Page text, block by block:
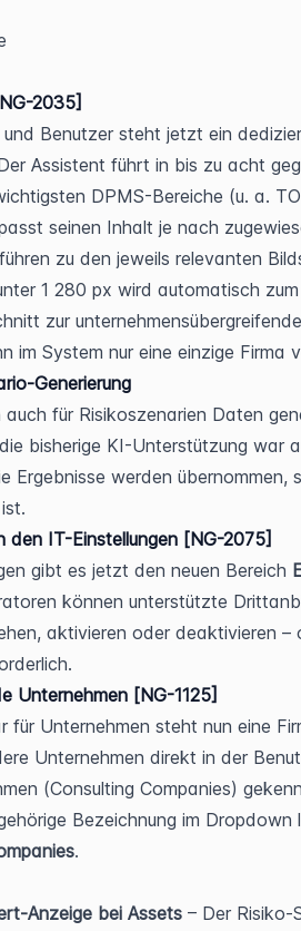
2035]
und Benutzer steht jetzt ein
Assistent führt in bis zu acht
DPMS-Bereiche (u. a.
seinen Inhalt je nach
zu den jeweils relevanten
1 280 px wird automatisch
zur
im System nur eine einzige Firma
Generierung
für Risikoszenarien Daten
bisherige KI-Unterstützung war
Ergebnisse werden übernommen,
den IT-Einstellungen [NG-2075]
gibt es jetzt den neuen Bereich
können unterstützte
aktivieren oder deaktivieren –
Unternehmen [NG-1125]
für Unternehmen steht nun eine
Unternehmen direkt in der
(Consulting Companies)
Bezeichnung im
.
Anzeige bei Assets – Der Risiko-